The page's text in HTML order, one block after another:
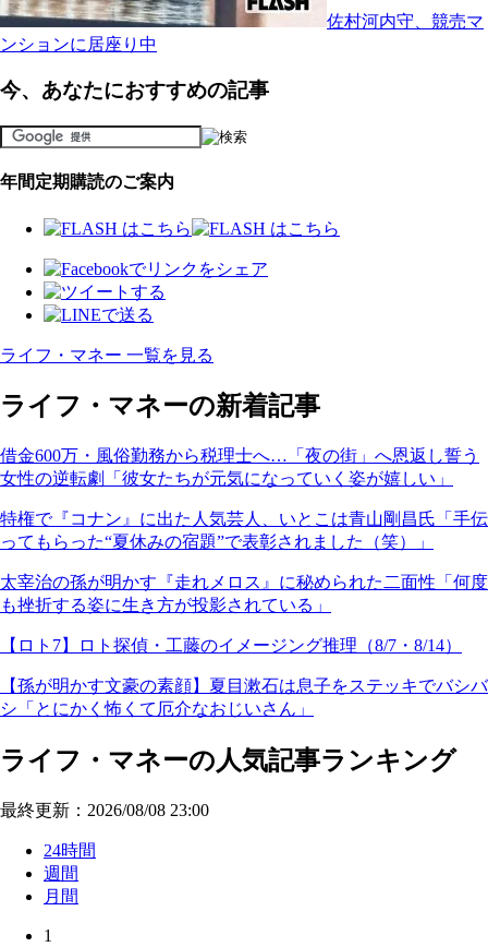
佐村河内守、競売マ
ンションに居座り中
今、あなたにおすすめの記事
年間定期購読のご案内
ライフ・マネー 一覧を見る
ライフ・マネーの新着記事
借金600万・風俗勤務から税理士へ…「夜の街」へ恩返し誓う
女性の逆転劇「彼女たちが元気になっていく姿が嬉しい」
特権で『コナン』に出た人気芸人、いとこは青山剛昌氏「手伝
ってもらった“夏休みの宿題”で表彰されました（笑）」
太宰治の孫が明かす『走れメロス』に秘められた二面性「何度
も挫折する姿に生き方が投影されている」
【ロト7】ロト探偵・工藤のイメージング推理（8/7・8/14）
【孫が明かす文豪の素顔】夏目漱石は息子をステッキでバシバ
シ「とにかく怖くて厄介なおじいさん」
ライフ・マネーの人気記事ランキング
最終更新：2026/08/08 23:00
24時間
週間
月間
1